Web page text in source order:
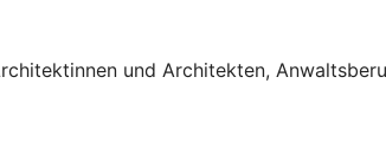
und Architekten,